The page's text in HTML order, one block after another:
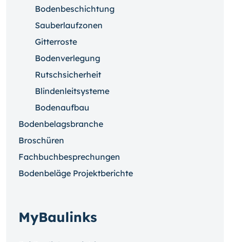
Bodenbeschichtung
Sauberlaufzonen
Gitterroste
Bodenverlegung
Rutschsicherheit
Blindenleitsysteme
Bodenaufbau
Bodenbelagsbranche
Broschüren
Fachbuchbesprechungen
Bodenbeläge Projektberichte
MyBaulinks